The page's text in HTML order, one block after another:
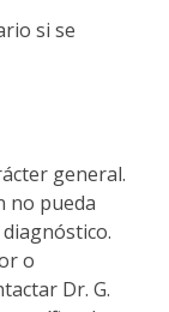
si se
general.
no pueda
o
Dr. G.